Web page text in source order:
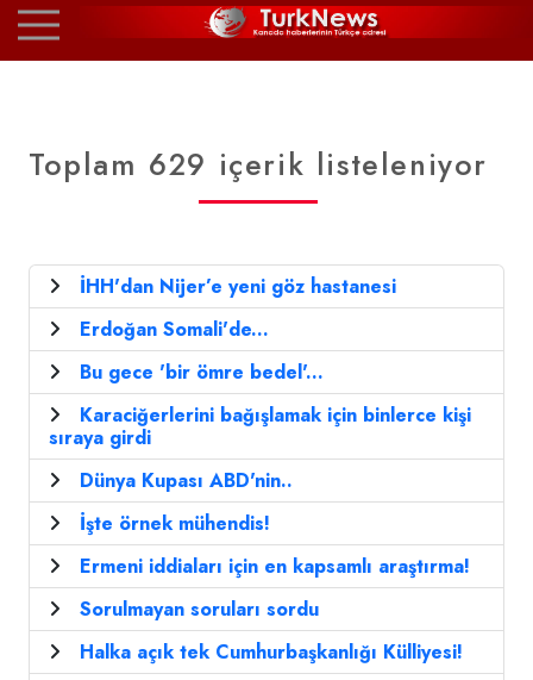
Toplam 629 içerik listeleniyor
İHH'dan Nijer’e yeni göz hastanesi
Erdoğan Somali'de...
Bu gece 'bir ömre bedel'...
Karaciğerlerini bağışlamak için binlerce kişi
sıraya girdi
Dünya Kupası ABD'nin..
İşte örnek mühendis!
Ermeni iddiaları için en kapsamlı araştırma!
Sorulmayan soruları sordu
Halka açık tek Cumhurbaşkanlığı Külliyesi!